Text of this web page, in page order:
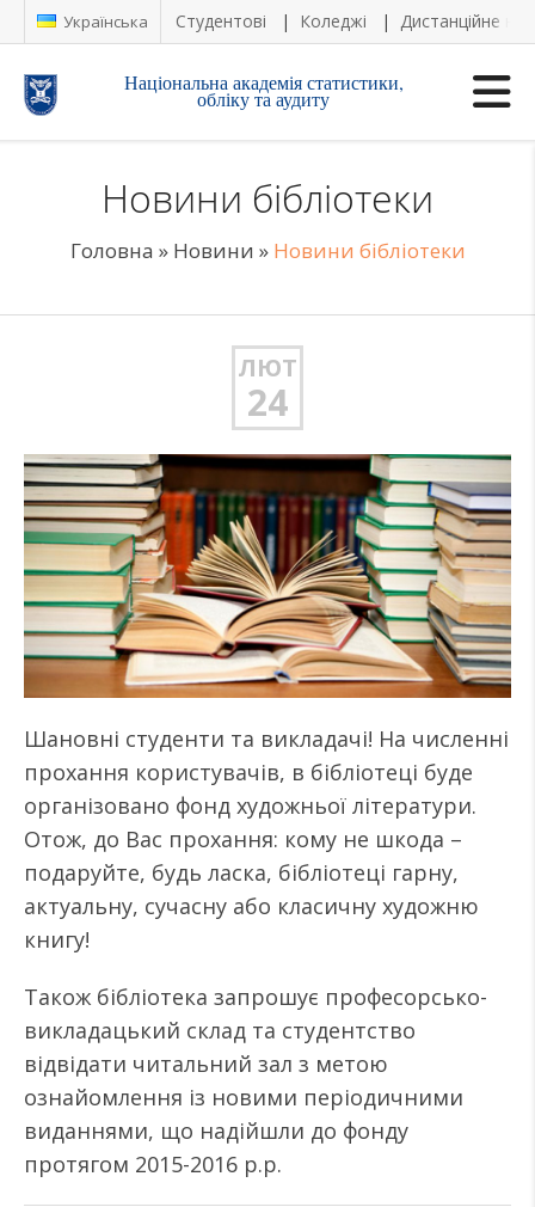
Українська Студентові Коледжі Дистанційне
Національна академія статистики,
обліку та аудиту
Новини бібліотеки
Головна » Новини » Новини бібліотеки
ЛЮТ
24
Шановні студенти та викладачі! На численні
прохання користувачів, в бібліотеці буде
організовано фонд художньої літератури.
Отож, до Вас прохання: кому не шкода –
подаруйте, будь ласка, бібліотеці гарну,
актуальну, сучасну або класичну художню
книгу!
Також бібліотека запрошує професорсько-
викладацький склад та студентство
відвідати читальний зал з метою
ознайомлення із новими періодичними
виданнями, що надійшли до фонду
протягом 2015-2016 р.р.